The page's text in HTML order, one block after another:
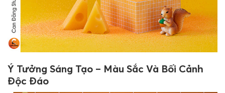
Ý Tưởng Sáng Tạo – Màu Sắc Và Bối Cảnh
Độc Đáo